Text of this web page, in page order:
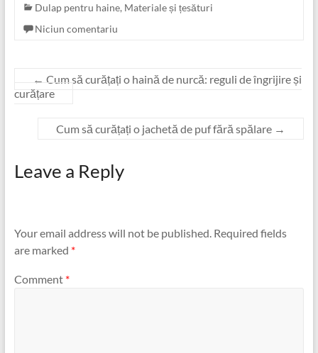
Dulap pentru haine, Materiale și țesături
Niciun comentariu
← Cum să curățați o haină de nurcă: reguli de îngrijire și
curățare
Cum să curățați o jachetă de puf fără spălare →
Leave a Reply
Your email address will not be published. Required fields
are marked *
Comment *